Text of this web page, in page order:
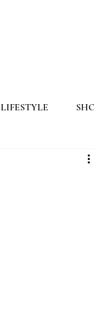
LIFESTYLE